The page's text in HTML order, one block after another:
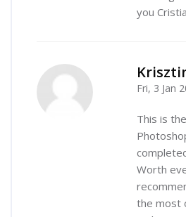
you
Fri, 3 Jan
This is
Worth
the most